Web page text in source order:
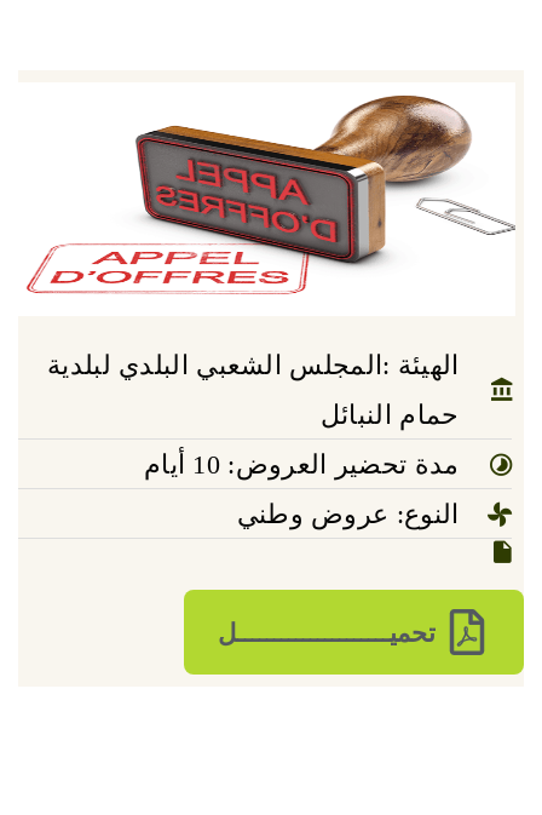
الهيئة :المجلس الشعبي البلدي لبلدية
حمام النبائل
مدة تحضير العروض: 10 أيام
النوع: عروض وطني
تحميـــــــــــــــــــــل